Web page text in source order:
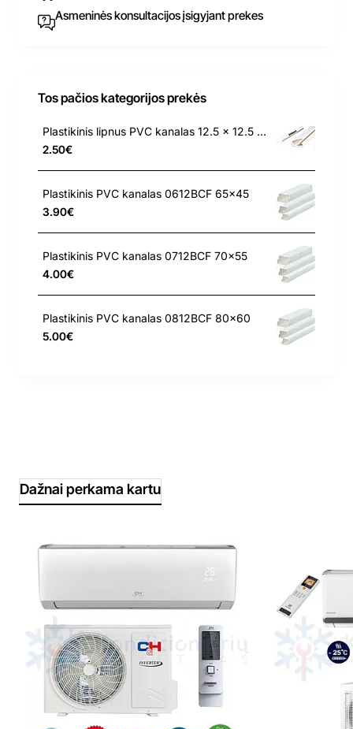
Asmeninės konsultacijos įsigyjant prekes
Tos pačios kategorijos prekės
Plastikinis lipnus PVC kanalas 12.5 x 12.5 el. kabeliui
2.50€
Plastikinis PVC kanalas 0612BCF 65x45
3.90€
Plastikinis PVC kanalas 0712BCF 70x55
4.00€
Plastikinis PVC kanalas 0812BCF 80x60
5.00€
Dažnai perkama kartu